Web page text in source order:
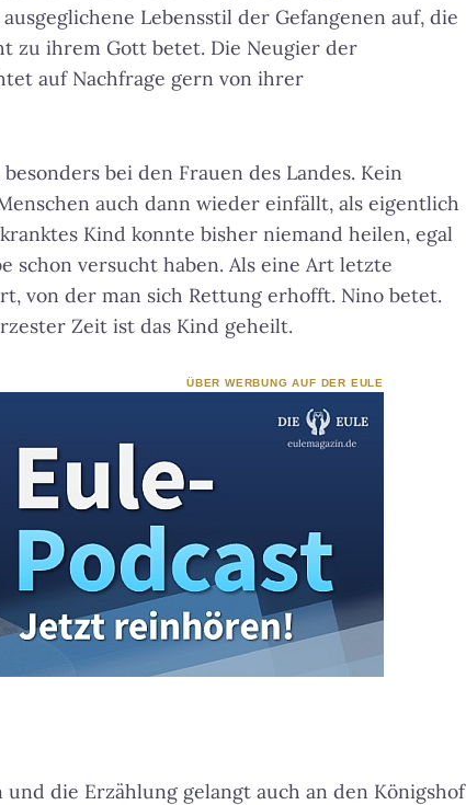
Lebensstil der Gefangenen auf, die
zu ihrem Gott betet. Die Neugier der
auf Nachfrage gern von ihrer
bei den Frauen des Landes. Kein
auch dann wieder einfällt, als eigentlich
Kind konnte bisher niemand heilen, egal
schon versucht haben. Als eine Art letzte
von der man sich Rettung erhofft. Nino betet.
Zeit ist das Kind geheilt.
ÜBER WERBUNG AUF DER EULE
die Erzählung gelangt auch an den Königshof